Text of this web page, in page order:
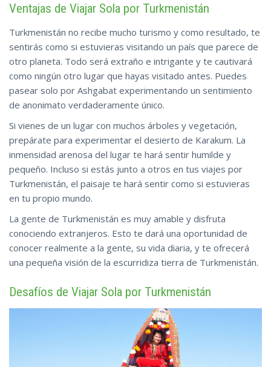
Ventajas de Viajar Sola por Turkmenistán
Turkmenistán no recibe mucho turismo y como resultado, te
sentirás como si estuvieras visitando un país que parece de
otro planeta. Todo será extraño e intrigante y te cautivará
como ningún otro lugar que hayas visitado antes. Puedes
pasear solo por Ashgabat experimentando un sentimiento
de anonimato verdaderamente único.
Si vienes de un lugar con muchos árboles y vegetación,
prepárate para experimentar el desierto de Karakum. La
inmensidad arenosa del lugar te hará sentir humilde y
pequeño. Incluso si estás junto a otros en tus viajes por
Turkmenistán, el paisaje te hará sentir como si estuvieras
en tu propio mundo.
La gente de Turkmenistán es muy amable y disfruta
conociendo extranjeros. Esto te dará una oportunidad de
conocer realmente a la gente, su vida diaria, y te ofrecerá
una pequeña visión de la escurridiza tierra de Turkmenistán.
Desafíos de Viajar Sola por Turkmenistán